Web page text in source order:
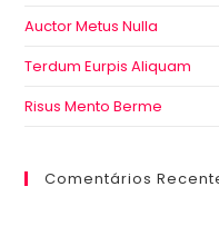
Auctor Metus Nulla
Terdum Eurpis Aliquam
Risus Mento Berme
Comentários